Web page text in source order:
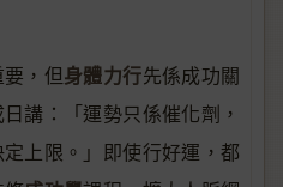
，但身體力行先係成功關
講：「運勢只係催化劑，
上限。」即使行好運，都